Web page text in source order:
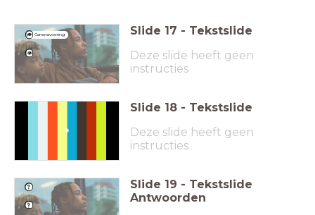
Cameravoering Slide 17 - Tekstslide
Deze slide heeft geen
instructies
Slide 18 - Tekstslide
Deze slide heeft geen
instructies
Slide 19 - Tekstslide
Antwoorden